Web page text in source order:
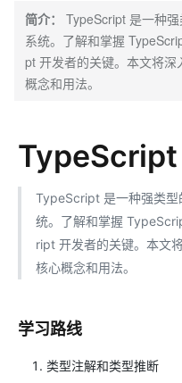
简介：
TypeScript 是一种
系统。了解和掌握
pt 开发者的关键。本文将
概念和用法。
TypeScript
TypeScript 是一种强类型
统。了解和掌握
ript 开发者的关键。本文
核心概念和用法。
学习路线
类型注解和类型推断